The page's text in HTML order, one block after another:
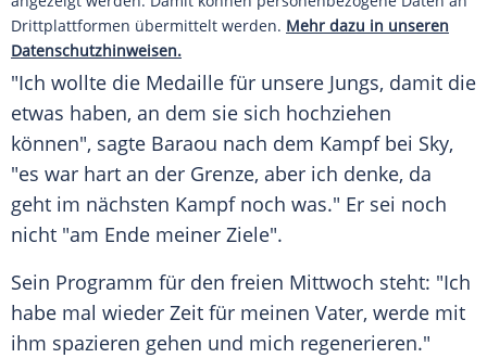
Drittplattformen übermittelt werden. Mehr dazu in unseren
Datenschutzhinweisen.
"Ich wollte die Medaille für unsere Jungs, damit die
etwas haben, an dem sie sich hochziehen
können", sagte Baraou nach dem Kampf bei Sky,
"es war hart an der Grenze, aber ich denke, da
geht im nächsten Kampf noch was." Er sei noch
nicht "am Ende meiner Ziele".
Sein Programm für den freien Mittwoch steht: "Ich
habe mal wieder Zeit für meinen Vater, werde mit
ihm spazieren gehen und mich regenerieren."